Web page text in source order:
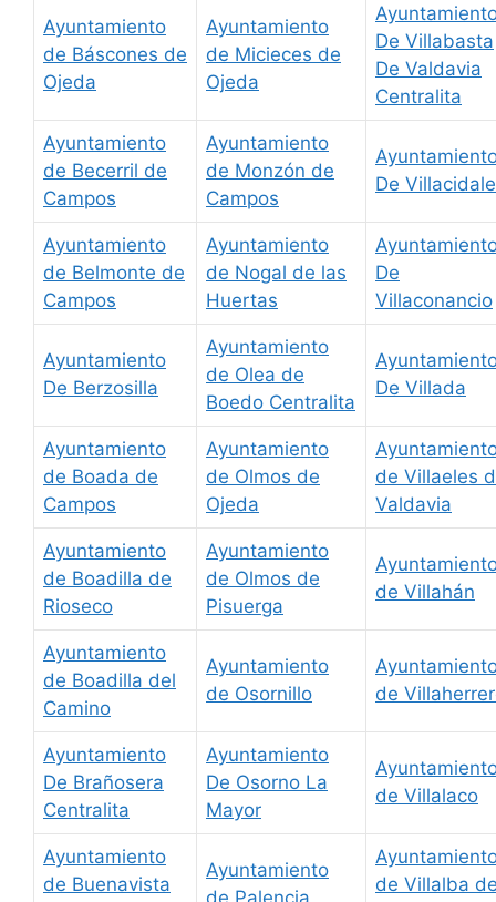
Ayuntamiento
de Báscones de
Ojeda
Ayuntamiento
de Micieces de
Ojeda
De Villabasta
De Valdavia
Centralita
Ayuntamiento
de Becerril de
Campos
Ayuntamiento
de Monzón de
Campos
De
Ayuntamiento
de Belmonte de
Campos
Ayuntamiento
de Nogal de las
Huertas
De
Villaconancio
Ayuntamiento
De Berzosilla
Ayuntamiento
de Olea de
Boedo Centralita
De Villada
Ayuntamiento
de Boada de
Campos
Ayuntamiento
de Olmos de
Ojeda
de Villaeles
Valdavia
Ayuntamiento
de Boadilla de
Rioseco
Ayuntamiento
de Olmos de
Pisuerga
de Villahán
Ayuntamiento
de Boadilla del
Camino
Ayuntamiento
de Osornillo
de
Ayuntamiento
De Brañosera
Centralita
Ayuntamiento
De Osorno La
Mayor
de Villalaco
Ayuntamiento
de Buenavista
Ayuntamiento
de Palencia
de Villalba